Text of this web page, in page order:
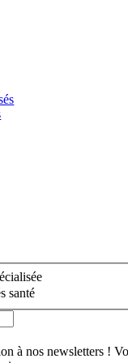
santé
à nos newsletters !